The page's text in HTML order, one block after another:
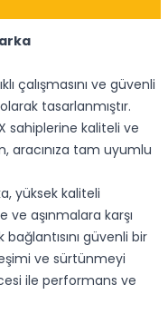
çalışmasını ve güvenli
tasarlanmıştır.
sahiplerine kaliteli ve
aracınıza tam uyumlu
yüksek kaliteli
aşınmalara karşı
bağlantısını güvenli bir
ve sürtünmeyi
ile performans ve